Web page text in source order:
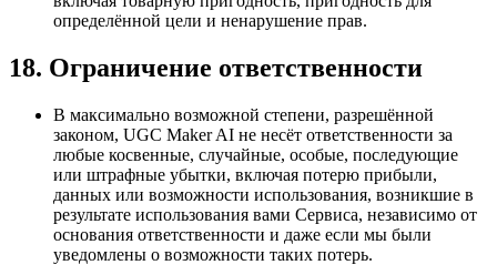
определённой цели и ненарушение прав.
18. Ограничение ответственности
В максимально возможной степени, разрешённой
законом, UGC Maker AI не несёт ответственности за
любые косвенные, случайные, особые, последующие
или штрафные убытки, включая потерю прибыли,
данных или возможности использования, возникшие в
результате использования вами Сервиса, независимо от
основания ответственности и даже если мы были
уведомлены о возможности таких потерь.